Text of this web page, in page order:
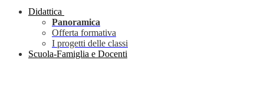
Didattica
Panoramica
Offerta formativa
I progetti delle classi
Scuola-Famiglia e Docenti